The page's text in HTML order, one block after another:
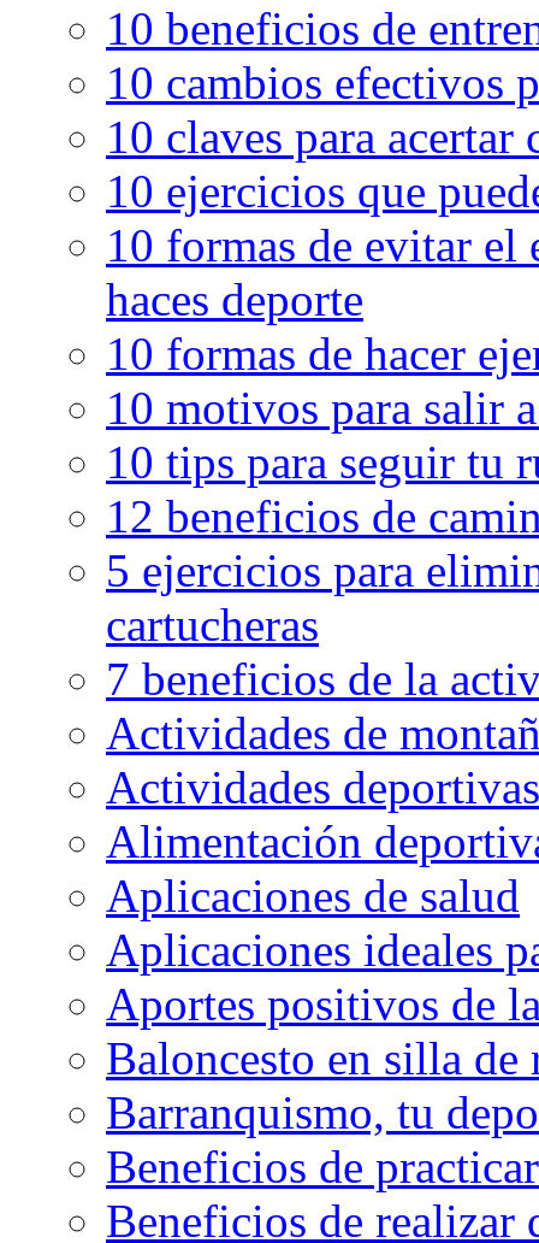
10 beneficios de
10 cambios efectivos
10 claves para
10 ejercicios que
10 formas de evitar
haces deporte
10 formas de hacer
10 motivos para salir
10 tips para seguir tu
12 beneficios de
5 ejercicios para
cartucheras
7 beneficios de la
Actividades de
Actividades
Alimentación
Aplicaciones de salud
Aplicaciones ideales
Aportes positivos de
Baloncesto en silla de
Barranquismo, tu
Beneficios de
Beneficios de realizar